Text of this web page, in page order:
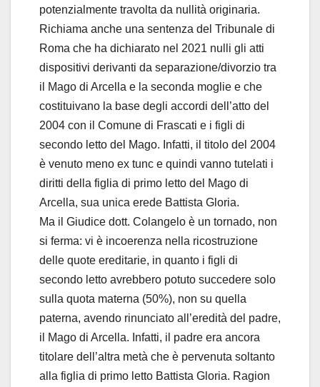
potenzialmente travolta da nullità originaria.
Richiama anche una sentenza del Tribunale di
Roma che ha dichiarato nel 2021 nulli gli atti
dispositivi derivanti da separazione/divorzio tra
il Mago di Arcella e la seconda moglie e che
costituivano la base degli accordi dell’atto del
2004 con il Comune di Frascati e i figli di
secondo letto del Mago. Infatti, il titolo del 2004
è venuto meno ex tunc e quindi vanno tutelati i
diritti della figlia di primo letto del Mago di
Arcella, sua unica erede Battista Gloria.
Ma il Giudice dott. Colangelo è un tornado, non
si ferma: vi è incoerenza nella ricostruzione
delle quote ereditarie, in quanto i figli di
secondo letto avrebbero potuto succedere solo
sulla quota materna (50%), non su quella
paterna, avendo rinunciato all’eredità del padre,
il Mago di Arcella. Infatti, il padre era ancora
titolare dell’altra metà che è pervenuta soltanto
alla figlia di primo letto Battista Gloria. Ragion